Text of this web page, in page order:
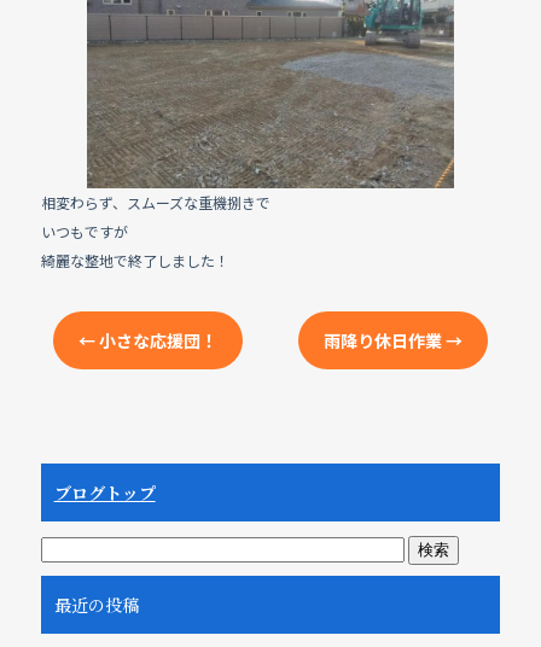
o
o
k
相変わらず、スムーズな重機捌きで
いつもですが
綺麗な整地で終了しました！
←小さな応援団！ 雨降り休日作業→
ブログトップ
最近の投稿